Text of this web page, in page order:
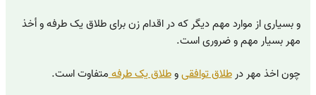
و بسیاری از موارد مهم دیگر که در اقدام زن برای طلاق یک طرفه و أخذ
مهر بسیار مهم و ضروری است.
چون اخذ مهر درطلاق توافقیوطلاق یک طرفهمتفاوت است.